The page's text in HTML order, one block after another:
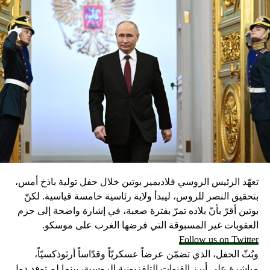
تعهّد الرئيس الروسي فلاديمير بوتين خلال حفل تولية باذخ أمس،
بتحقيق النصر للروس، ليبدأ ولاية رئاسية خامسة قياسية. لكنّ
بوتين أقرّ بأنّ بلاده تمرّ بفترة صعبة، في إشارة واضحة إلى حزم
العقوبات غير المسبوقة التي فرضها الغرب على موسكو.
Follow us on Twitter
وبُثّ الحفل، الذي تضمّن عرضاً عسكريّاً وقدّاساً أرثوذكسيّاً،